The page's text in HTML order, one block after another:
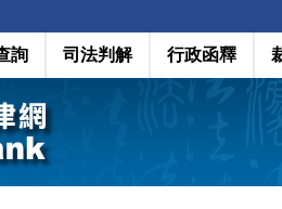
詢 司法判解 行政函釋